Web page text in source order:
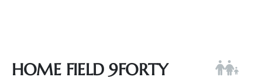
HOME FIELD 9FORTY